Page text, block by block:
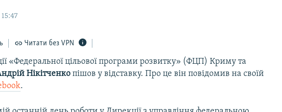
Читати без VPN
«Федеральної цільової програми розвитку» (ФЦП) Криму та
Нікітченко пішов у відставку. Про це він повідомив на своїй
.